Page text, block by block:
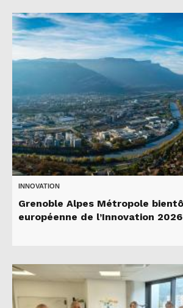
INNOVATION
Grenoble Alpes Métropole
européenne de l’Innovation